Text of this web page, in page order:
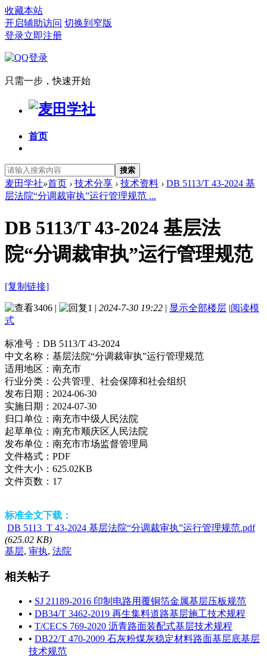
收藏本站
开启辅助访问 切换到窄版
登录立即注册
只需一步，快速开始
首页
搜索
麦田学社»首页 › 技术分享 › 技术资料 › DB 5113/T 43-2024 基
层法院“分调裁审执”运行管理规范 ...
DB 5113/T 43-2024 基层法
院“分调裁审执”运行管理规范
[复制链接]
3406 | 1 | 2024-7-30 19:22 | 显示全部楼层 |阅读模
式
标准号： DB 5113/T 43-2024
中文名称： 基层法院“分调裁审执”运行管理规范
适用地区： 南充市
行业分类： 公共管理、社会保障和社会组织
发布日期： 2024-06-30
实施日期： 2024-07-30
归口单位： 南充市中级人民法院
起草单位： 南充市顺庆区人民法院
发布单位： 南充市市场监督管理局
文件格式： PDF
文件大小： 625.02KB
文件页数： 17
标准全文下载：
DB 5113_T 43-2024 基层法院“分调裁审执”运行管理规范.pdf
(625.02 KB)
基层, 审执 , 法院
相关帖子
• SJ 21189-2016 印制电路用覆铜箔金属基层压板规范
• DB34/T 3462-2019 再生集料道路基层施工技术规程
• T/CECS 769-2020 沥青路面装配式基层技术规程
• DB22/T 470-2009 石灰粉煤灰稳定材料路面基层底基层
技术规范